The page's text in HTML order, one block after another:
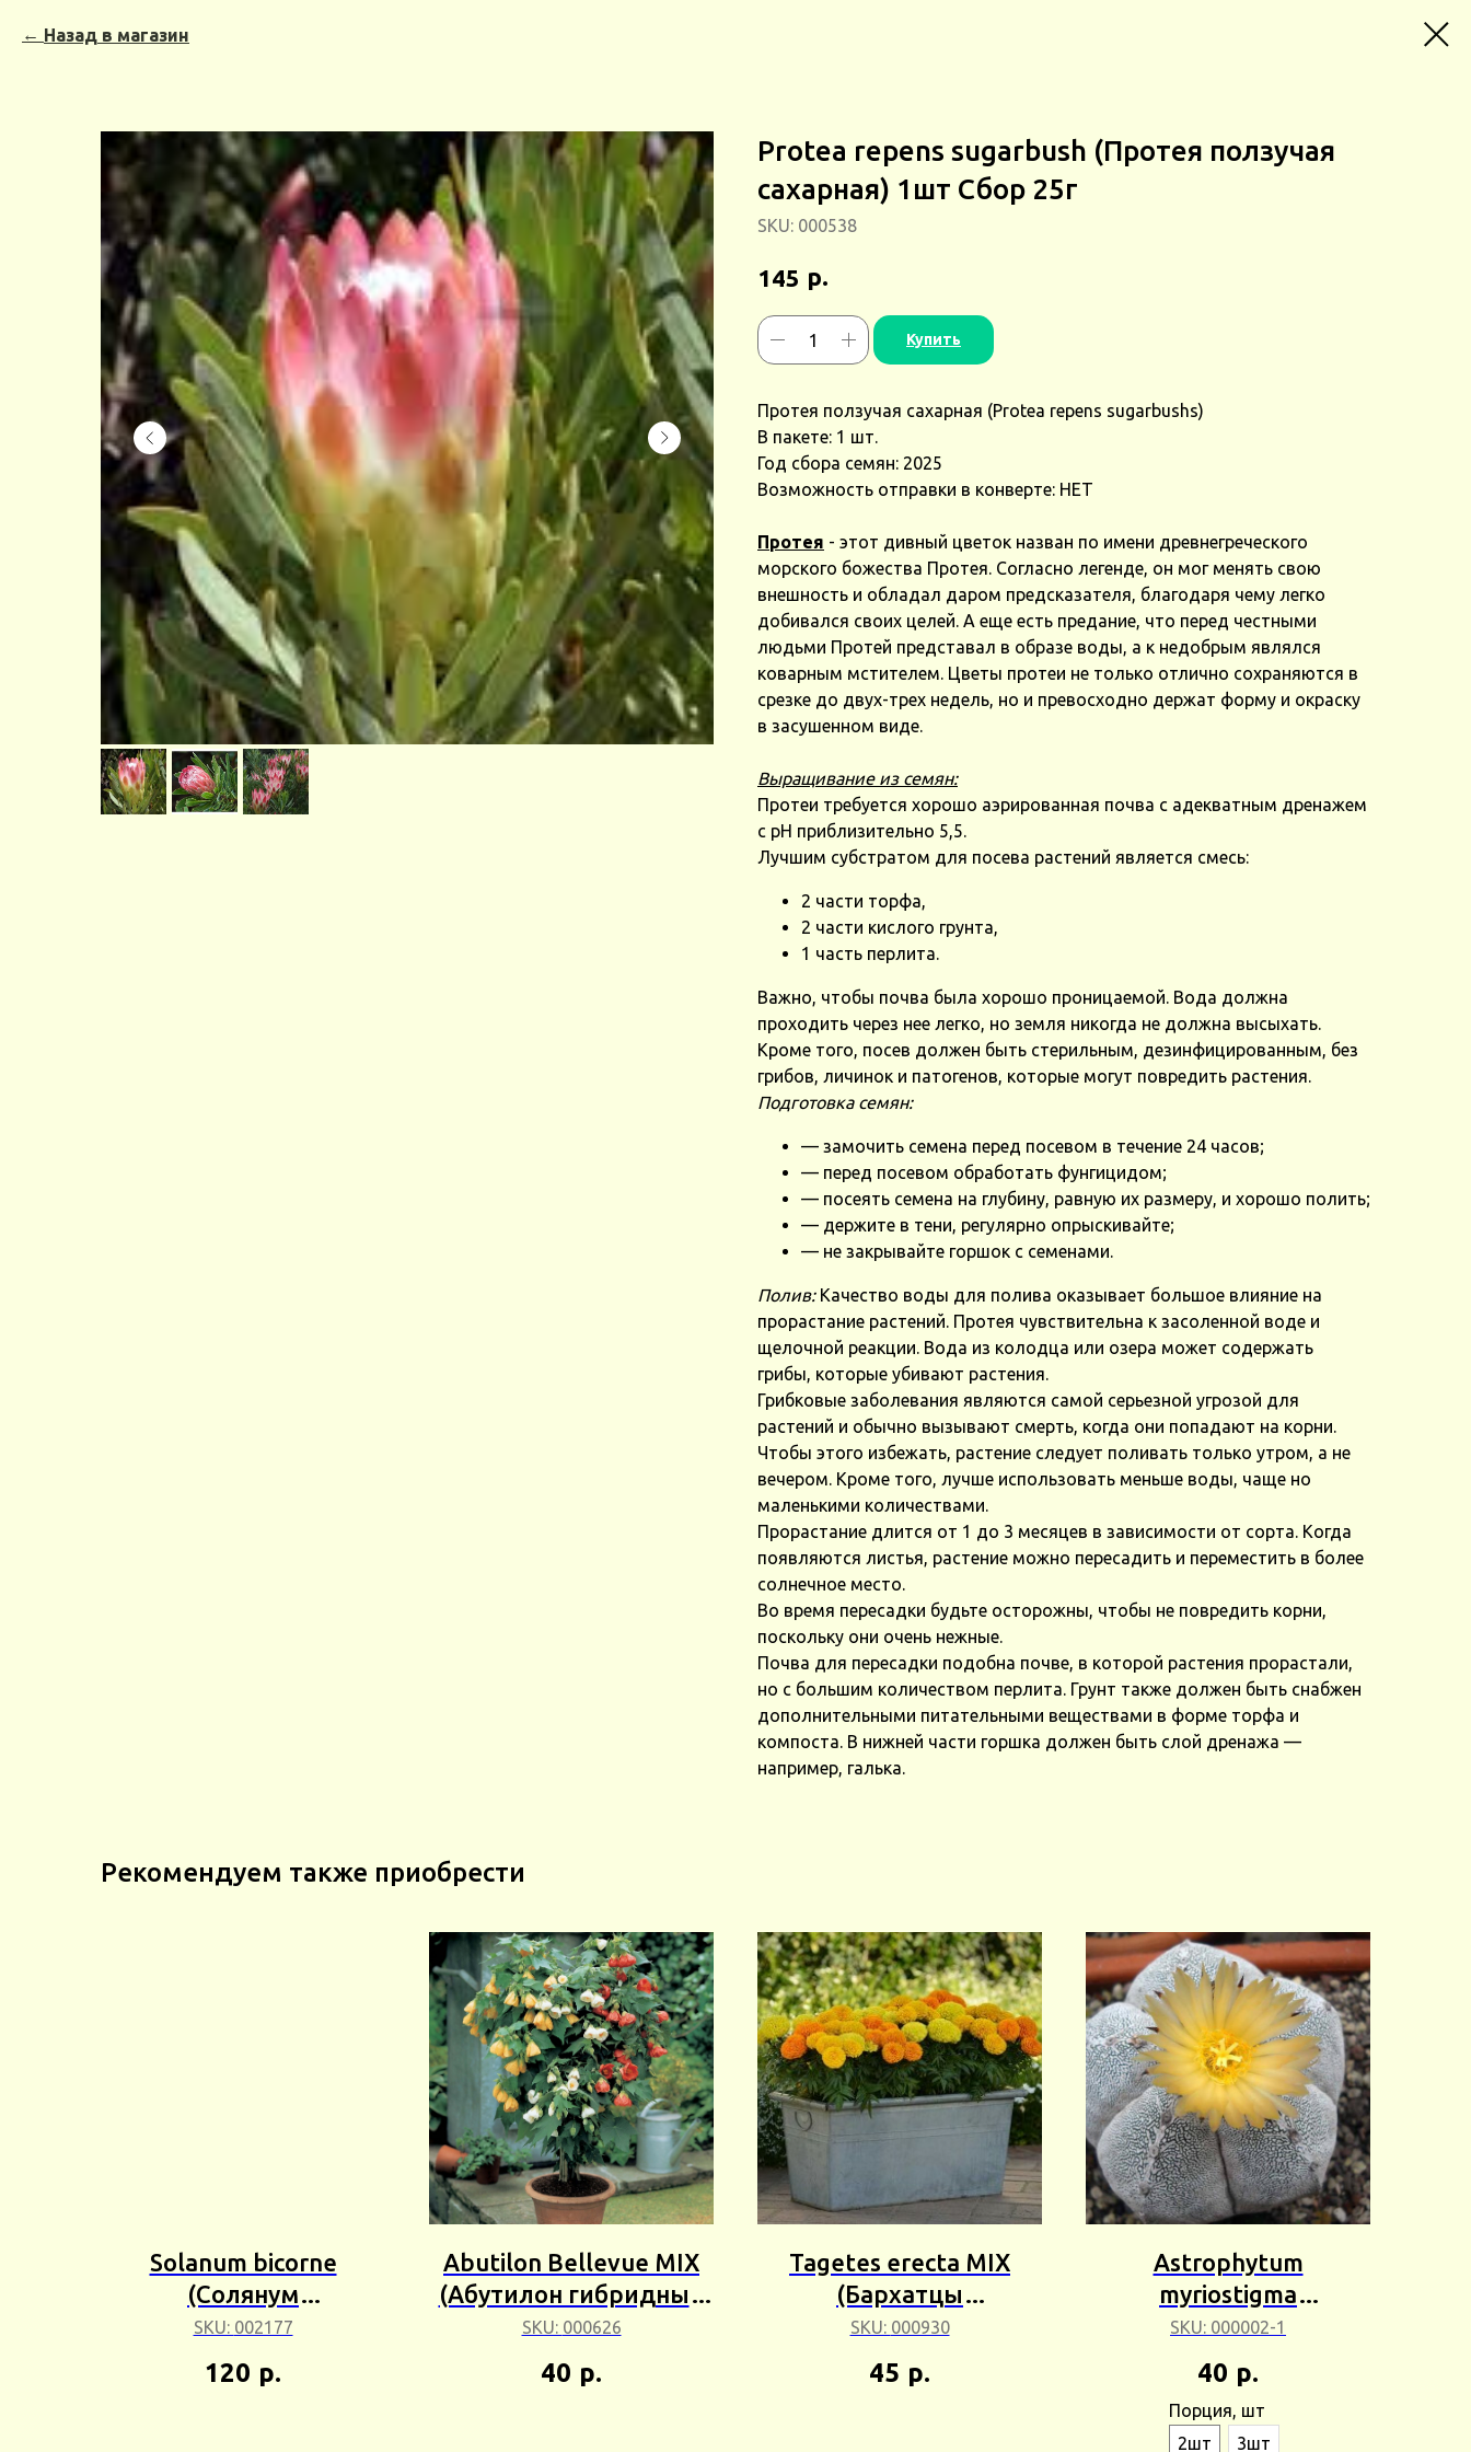
Назад в магазин
Protea repens sugarbush (Протея ползучая
сахарная) 1шт Сбор 25г
SKU: 000538
145 р.
Купить
Протея ползучая сахарная (Protea repens sugarbushs)
В пакете: 1 шт.
Год сбора семян: 2025
Возможность отправки в конверте: НЕТ
Протея - этот дивный цветок назван по имени древнегреческого
морского божества Протея. Согласно легенде, он мог менять свою
внешность и обладал даром предсказателя, благодаря чему легко
добивался своих целей. А еще есть предание, что перед честными
людьми Протей представал в образе воды, а к недобрым являлся
коварным мстителем. Цветы протеи не только отлично сохраняются в
срезке до двух-трех недель, но и превосходно держат форму и окраску
в засушенном виде.
Выращивание из семян:
Протеи требуется хорошо аэрированная почва с адекватным дренажем
с pH приблизительно 5,5.
Лучшим субстратом для посева растений является смесь:
2 части торфа,
2 части кислого грунта,
1 часть перлита.
Важно, чтобы почва была хорошо проницаемой. Вода должна
проходить через нее легко, но земля никогда не должна высыхать.
Кроме того, посев должен быть стерильным, дезинфицированным, без
грибов, личинок и патогенов, которые могут повредить растения.
Подготовка семян:
— замочить семена перед посевом в течение 24 часов;
— перед посевом обработать фунгицидом;
— посеять семена на глубину, равную их размеру, и хорошо полить;
— держите в тени, регулярно опрыскивайте;
— не закрывайте горшок с семенами.
Полив:Качество воды для полива оказывает большое влияние на
прорастание растений. Протея чувствительна к засоленной воде и
щелочной реакции. Вода из колодца или озера может содержать
грибы, которые убивают растения.
Грибковые заболевания являются самой серьезной угрозой для
растений и обычно вызывают смерть, когда они попадают на корни.
Чтобы этого избежать, растение следует поливать только утром, а не
вечером. Кроме того, лучше использовать меньше воды, чаще но
маленькими количествами.
Прорастание длится от 1 до 3 месяцев в зависимости от сорта. Когда
появляются листья, растение можно пересадить и переместить в более
солнечное место.
Во время пересадки будьте осторожны, чтобы не повредить корни,
поскольку они очень нежные.
Почва для пересадки подобна почве, в которой растения прорастали,
но с большим количеством перлита. Грунт также должен быть снабжен
дополнительными питательными веществами в форме торфа и
компоста. В нижней части горшка должен быть слой дренажа —
например, галька.
Рекомендуем также приобрести
Solanum bicorne
(Солянум
двустворчатый) 1шт
Сбор 25г
SKU: 002177
120 р.
Abutilon Bellevue MIX
(Абутилон гибридный
Белвью Микс) 5+шт
Сбор 25г
SKU: 000626
40 р.
Tagetes erecta MIX
(Бархатцы
африканские Микс)
10+шт Сбор 25г
SKU: 000930
45 р.
Astrophytum
myriostigma
(Астрофитум
мириостигма) Европа
Сбор 25г
SKU: 000002-1
40 р.
Порция, шт
2шт
3шт